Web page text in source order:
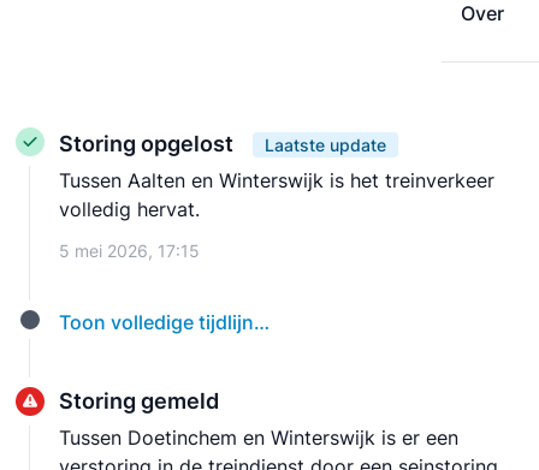
Over
Storing opgelost Laatste update
Tussen Aalten en Winterswijk is het treinverkeer
volledig hervat.
5 mei 2026, 17:15
Toon volledige tijdlijn…
Storing gemeld
Tussen Doetinchem en Winterswijk is er een